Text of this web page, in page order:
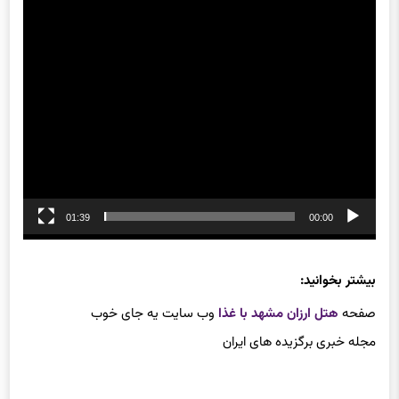
00:00
01:39
بیشتر بخوانید:
صفحه هتل ارزان مشهد با غذا وب سایت یه جای خوب
مجله خبری برگزیده های ایران